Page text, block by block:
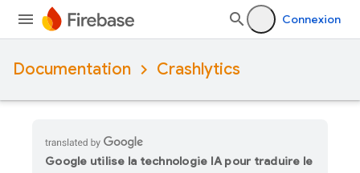
Connexion
Documentation Crashlytics
Google utilise la technologie IA pour traduire le